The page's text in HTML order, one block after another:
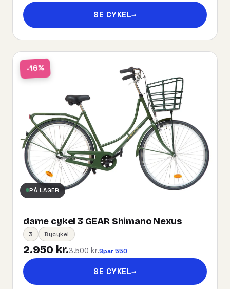
SE CYKEL→
-16%
PÅ LAGER
dame cykel 3 GEAR Shimano Nexus
3 Bycykel
2.950 kr.3.500 kr.Spar 550
SE CYKEL→